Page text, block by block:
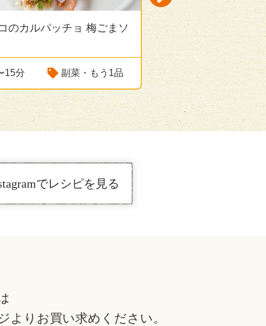
のカルパッチョ 梅ごまソ
15分 副菜・もう1品
人参のロースト
31〜50分 副
Next
でレシピを見る
より お買い求めください。